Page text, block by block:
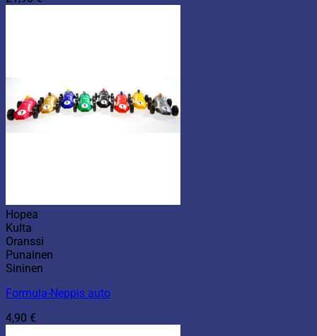
Hopea
Kulta
Oranssi
Punainen
Sininen
Formula-Neppis auto
4,90 €